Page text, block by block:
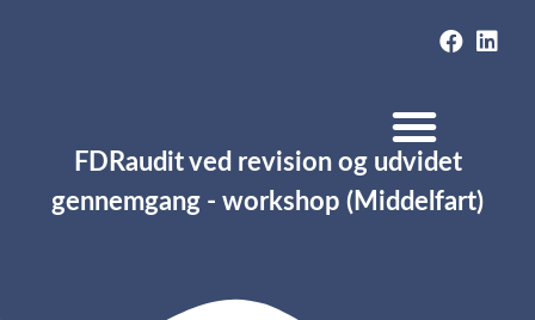
FDRaudit ved revision og udvidet
gennemgang - workshop (Middelfart)